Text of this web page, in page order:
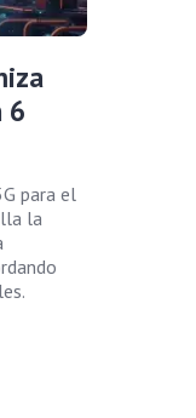
6
para el
la